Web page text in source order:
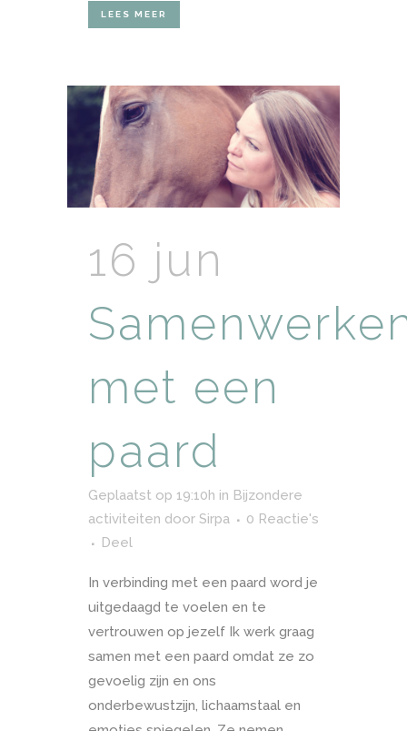
LEES MEER
16 jun
met een
paard
Geplaatst op 19:10h in Bijzondere
activiteiten door Sirpa
0 Reactie's
Deel
In verbinding met een paard word je
uitgedaagd te voelen en te
vertrouwen op jezelf Ik werk graag
samen met een paard omdat ze zo
gevoelig zijn en ons
onderbewustzijn, lichaamstaal en